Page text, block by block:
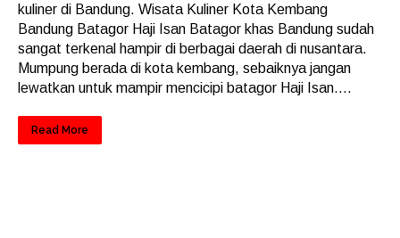
kuliner di Bandung. Wisata Kuliner Kota Kembang
Bandung Batagor Haji Isan Batagor khas Bandung sudah
sangat terkenal hampir di berbagai daerah di nusantara.
Mumpung berada di kota kembang, sebaiknya jangan
lewatkan untuk mampir mencicipi batagor Haji Isan....
Read More